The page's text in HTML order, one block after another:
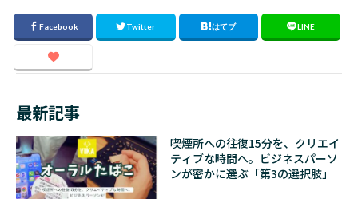
最新記事
喫煙所への往復15分を、クリエイ
ティブな時間へ。ビジネスパーソ
ンが密かに選ぶ「第3の選択肢」